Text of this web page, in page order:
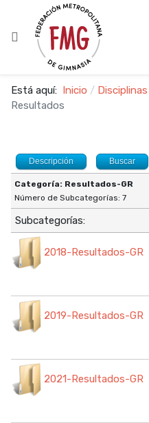
Está aquí: Inicio Disciplinas
Resultados
Descripción Buscar
Categoría: Resultados-GR
Número de Subcategorías: 7
Subcategorías:
2018-Resultados-GR
2019-Resultados-GR
2021-Resultados-GR